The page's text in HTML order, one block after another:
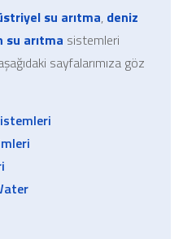
su arıtma, deniz
arıtma sistemleri
sayfalarımıza göz